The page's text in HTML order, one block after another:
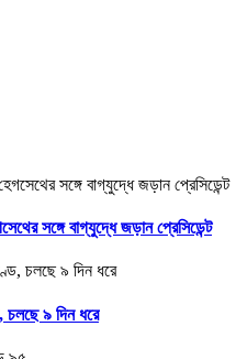
সঙ্গে বাগ্‌যুদ্ধে জড়ান প্রেসিডেন্ট
৯ দিন ধরে